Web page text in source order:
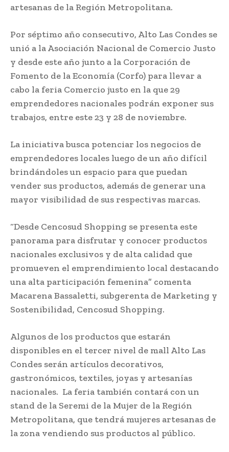
artesanas de la Región Metropolitana.
Por séptimo año consecutivo, Alto Las Condes se
unió a la Asociación Nacional de Comercio Justo
y desde este año junto a la Corporación de
Fomento de la Economía (Corfo) para llevar a
cabo la feria Comercio justo en la que 29
emprendedores nacionales podrán exponer sus
trabajos, entre este 23 y 28 de noviembre.
La iniciativa busca potenciar los negocios de
emprendedores locales luego de un año difícil
brindándoles un espacio para que puedan
vender sus productos, además de generar una
mayor visibilidad de sus respectivas marcas.
“Desde Cencosud Shopping se presenta este
panorama para disfrutar y conocer productos
nacionales exclusivos y de alta calidad que
promueven el emprendimiento local destacando
una alta participación femenina” comenta
Macarena Bassaletti, subgerenta de Marketing y
Sostenibilidad, Cencosud Shopping.
Algunos de los productos que estarán
disponibles en el tercer nivel de mall Alto Las
Condes serán artículos decorativos,
gastronómicos, textiles, joyas y artesanías
nacionales. La feria también contará con un
stand de la Seremi de la Mujer de la Región
Metropolitana, que tendrá mujeres artesanas de
la zona vendiendo sus productos al público.